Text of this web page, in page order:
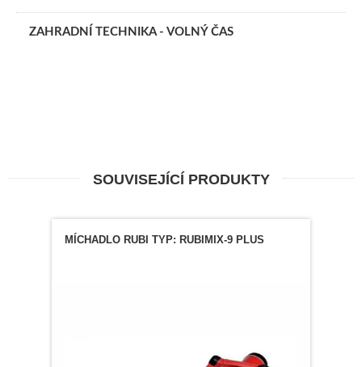
ZAHRADNÍ TECHNIKA - VOLNÝ ČAS
SOUVISEJÍCÍ PRODUKTY
MÍCHADLO RUBI TYP: RUBIMIX-9 PLUS